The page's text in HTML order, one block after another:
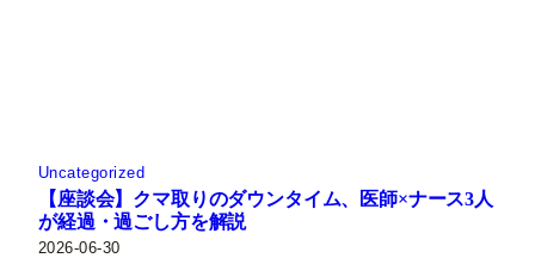
Uncategorized
【座談会】クマ取りのダウンタイム、医師×ナース3人
が経過・過ごし方を解説
2026-06-30